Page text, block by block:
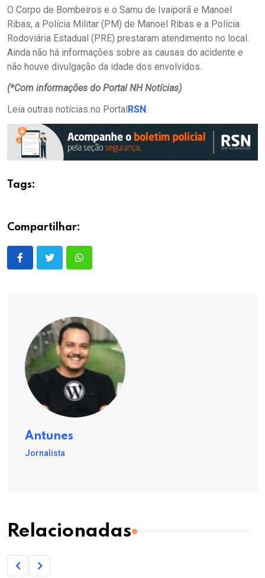
O Corpo de Bombeiros e o Samu de Ivaiporã e Manoel
Ribas, a Polícia Militar (PM) de Manoel Ribas e a Polícia
Rodoviária Estadual (PRE) prestaram atendimento no local.
Ainda não há informações sobre as causas do acidente e
não houve divulgação da idade dos envolvidos.
(*Com informações do Portal NH Notícias)
Leia outras notícias no PortalRSN.
Tags:
Compartilhar:
Antunes
Jornalista
Relacionadas